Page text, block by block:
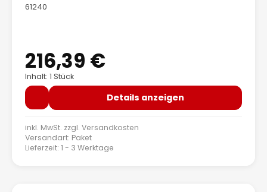
61240
Regulärer Preis:
216,39 €
Inhalt: 1 Stück
Details anzeigen
inkl. MwSt. zzgl. Versandkosten
Versandart: Paket
Lieferzeit: 1 - 3 Werktage